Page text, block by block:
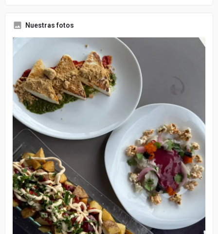
Nuestras fotos